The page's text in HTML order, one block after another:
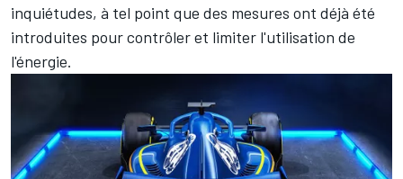
inquiétudes, à tel point que des mesures ont déjà été
introduites pour contrôler et limiter l'utilisation de
l'énergie.